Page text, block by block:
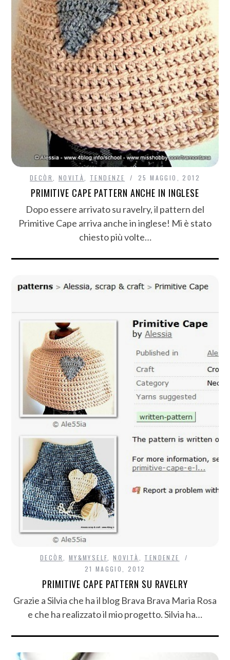
DECÒR NOVITÀ TENDENZE 25 MAGGIO, 2012
PRIMITIVE CAPE PATTERN ANCHE IN INGLESE
Dopo essere arrivato su ravelry, il pattern del
Primitive Cape arriva anche in inglese! Mi è stato
chiesto più volte…
DECÒR MY&MYSELF ,NOVITÀ
TENDENZE
21 MAGGIO, 2012
PRIMITIVE CAPE PATTERN SU RAVELRY
Grazie a Silvia che ha il blog Brava Brava Maria Rosa
e che ha realizzato il mio progetto. Silvia ha…